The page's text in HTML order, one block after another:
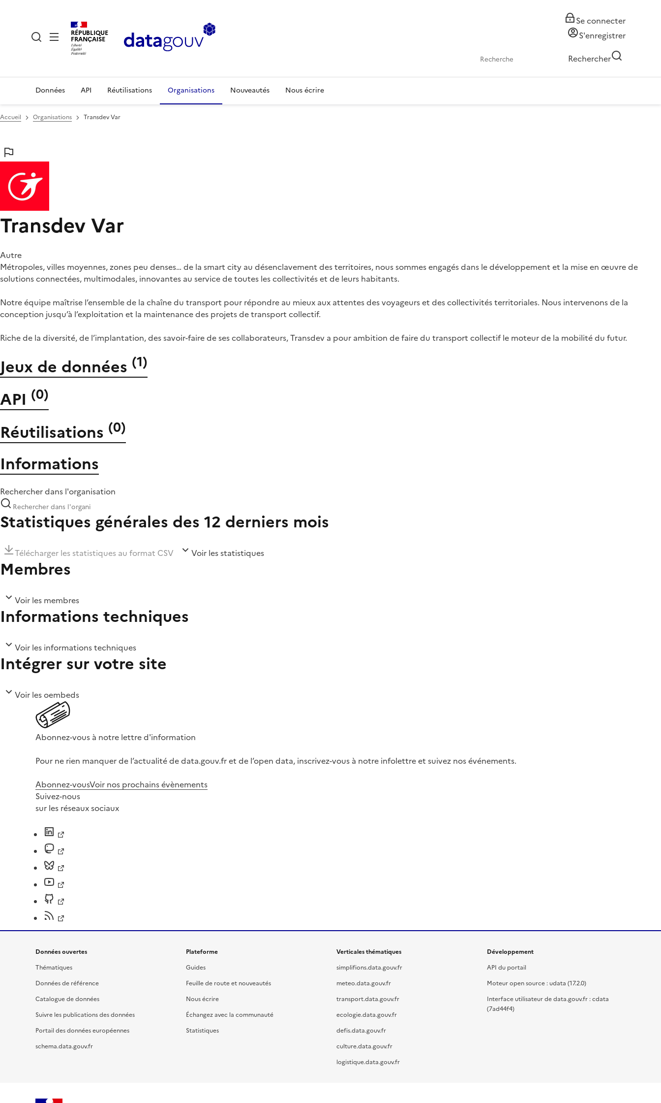
RÉPUBLIQUE
FRANÇAISE
Se connecter
S'enregistrer
Rechercher
Données API Réutilisations Organisations Nouveautés Nous écrire
Accueil Organisations Transdev Var
Transdev Var
Autre
Métropoles, villes moyennes, zones peu denses… de la smart city au désenclavement des territoires, nous sommes engagés dans le développement et la mise en œuvre de
solutions connectées, multimodales, innovantes au service de toutes les collectivités et de leurs habitants.
Notre équipe maîtrise l’ensemble de la chaîne du transport pour répondre au mieux aux attentes des voyageurs et des collectivités territoriales. Nous intervenons de la
conception jusqu’à l’exploitation et la maintenance des projets de transport collectif.
Riche de la diversité, de l’implantation, des savoir-faire de ses collaborateurs, Transdev a pour ambition de faire du transport collectif le moteur de la mobilité du futur.
Jeux de données (1)
API (0)
Réutilisations (0)
Informations
Rechercher dans l'organisation
Statistiques générales des 12 derniers mois
Télécharger les statistiques au format CSV Voir les statistiques
Membres
Voir les membres
Informations techniques
Voir les informations techniques
Intégrer sur votre site
Voir les oembeds
Abonnez-vous à notre lettre d'information
Pour ne rien manquer de l’actualité de data.gouv.fr et de l’open data, inscrivez-vous à notre infolettre et suivez nos événements.
Abonnez-vousVoir nos prochains évènements
Suivez-nous
sur les réseaux sociaux
Données ouvertes
Thématiques
Données de référence
Catalogue de données
Suivre les publications des données
Portail des données européennes
schema.data.gouv.fr
Plateforme
Guides
Feuille de route et nouveautés
Nous écrire
Échangez avec la communauté
Statistiques
Verticales thématiques
simplifions.data.gouv.fr
meteo.data.gouv.fr
transport.data.gouv.fr
ecologie.data.gouv.fr
defis.data.gouv.fr
culture.data.gouv.fr
logistique.data.gouv.fr
Développement
API du portail
Moteur open source : udata (17.2.0)
Interface utilisateur de data.gouv.fr : cdata
(7ad44f4)